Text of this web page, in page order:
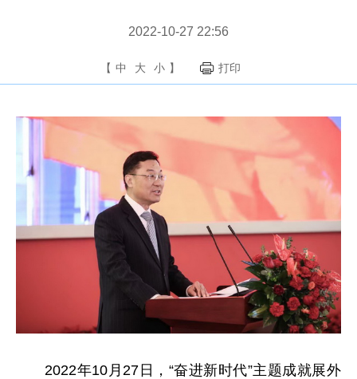
2022-10-27 22:56
【 中 大 小 】 打印
2022年10月27日，“奋进新时代”主题成就展外